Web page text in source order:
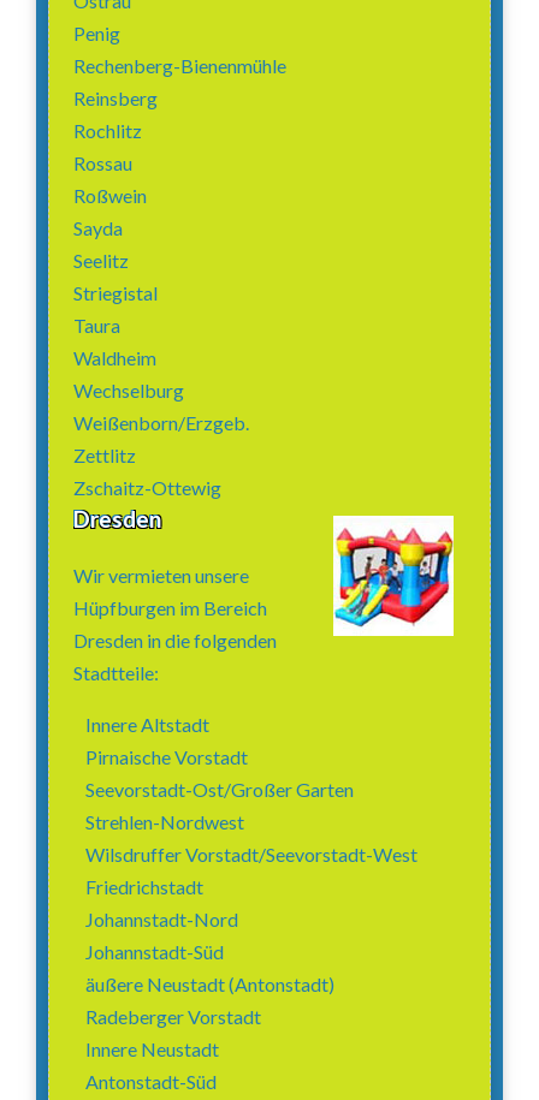
Penig
Rechenberg-Bienenmühle
Reinsberg
Rochlitz
Rossau
Roßwein
Sayda
Seelitz
Striegistal
Taura
Waldheim
Wechselburg
Weißenborn/Erzgeb.
Zettlitz
Zschaitz-Ottewig
Dresden
Wir vermieten unsere
Hüpfburgen im Bereich
Dresden in die folgenden
Stadtteile:
Innere Altstadt
Pirnaische Vorstadt
Seevorstadt-Ost/Großer Garten
Strehlen-Nordwest
Wilsdruffer Vorstadt/Seevorstadt-West
Friedrichstadt
Johannstadt-Nord
Johannstadt-Süd
äußere Neustadt (Antonstadt)
Radeberger Vorstadt
Innere Neustadt
Antonstadt-Süd